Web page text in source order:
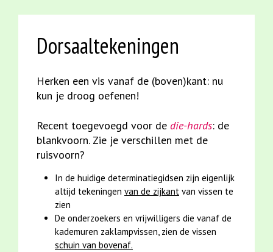
Dorsaaltekeningen
Herken een vis vanaf de (boven)kant: nu
kun je droog oefenen!
Recent toegevoegd voor de die-hards: de
blankvoorn. Zie je verschillen met de
ruisvoorn?
In de huidige determinatiegidsen zijn eigenlijk
altijd tekeningen van de zijkant van vissen te
zien
De onderzoekers en vrijwilligers die vanaf de
kademuren zaklampvissen, zien de vissen
schuin van bovenaf.